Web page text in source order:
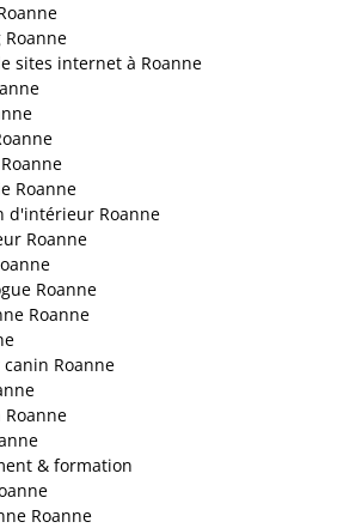
Roanne
sites internet à Roanne
Roanne
d'intérieur Roanne
Roanne
Roanne
Roanne
Roanne
Roanne
& formation
Roanne